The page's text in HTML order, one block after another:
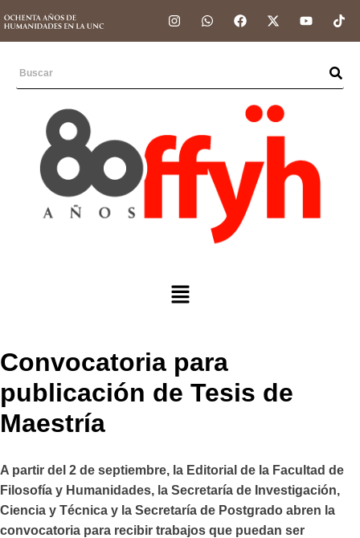
Convocatoria para
publicación de Tesis de
Maestría
A partir del 2 de septiembre, la Editorial de la Facultad de
Filosofía y Humanidades, la Secretaría de Investigación,
Ciencia y Técnica y la Secretaría de Postgrado abren la
convocatoria para recibir trabajos que puedan ser